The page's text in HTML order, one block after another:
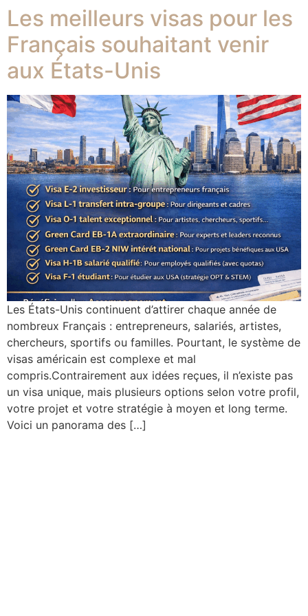
Les meilleurs visas pour les
Français souhaitant venir
aux États-Unis
Les États-Unis continuent d’attirer chaque année de
nombreux Français : entrepreneurs, salariés, artistes,
chercheurs, sportifs ou familles. Pourtant, le système de
visas américain est complexe et mal
compris.Contrairement aux idées reçues, il n’existe pas
un visa unique, mais plusieurs options selon votre profil,
votre projet et votre stratégie à moyen et long terme.
Voici un panorama des […]